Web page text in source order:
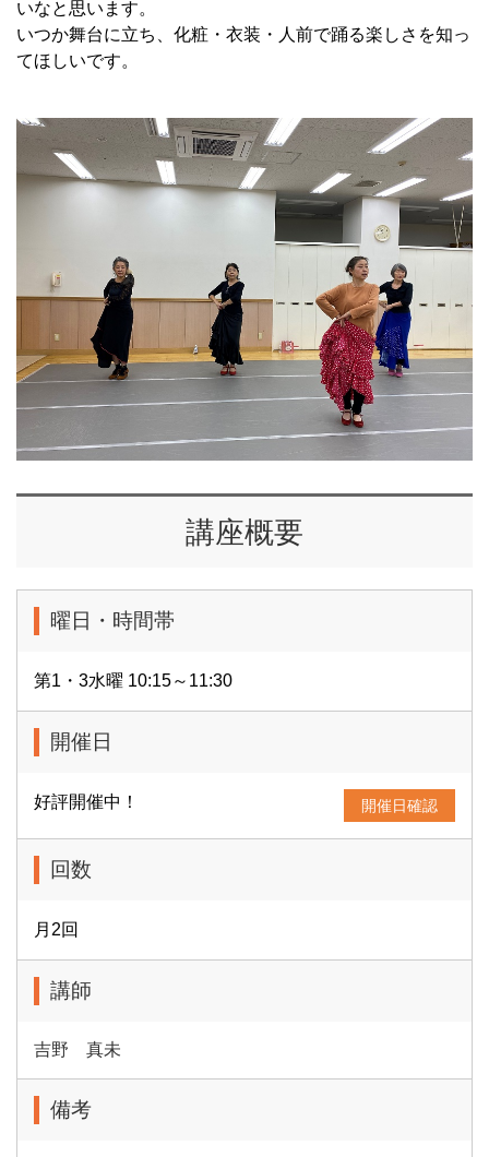
いなと思います。
いつか舞台に立ち、化粧・衣装・人前で踊る楽しさを知っ
てほしいです。
講座概要
曜日・時間帯
第1・3水曜 10:15～11:30
開催日
好評開催中！ 開催日確認
回数
月2回
講師
吉野 真未
備考